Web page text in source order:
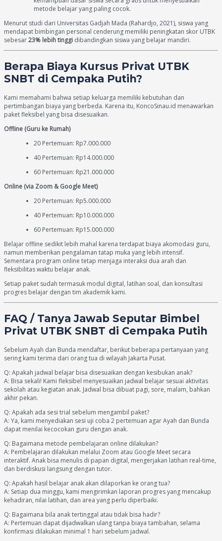
metode belajar yang paling cocok.
Menurut studi dari Universitas Gadjah Mada (Rahardjo, 2021), siswa yang
mendapat bimbingan personal cenderung memiliki peningkatan skor UTBK
sebesar23% lebih tinggi dibandingkan siswa yang belajar mandiri.
Berapa Biaya Kursus Privat UTBK
SNBT di Cempaka Putih?
Kami memahami bahwa setiap keluarga memiliki kebutuhan dan
pertimbangan biaya yang berbeda. Karena itu, KoncoSinau.id menawarkan
paket fleksibel yang bisa disesuaikan.
Offline (Guru ke Rumah)
20 Pertemuan: Rp7.000.000
40 Pertemuan: Rp14.000.000
60 Pertemuan: Rp21.000.000
Online (via Zoom & Google Meet)
20 Pertemuan: Rp5.000.000
40 Pertemuan: Rp10.000.000
60 Pertemuan: Rp15.000.000
Belajar offline sedikit lebih mahal karena terdapat biaya akomodasi guru,
namun memberikan pengalaman tatap muka yang lebih intensif.
Sementara program online tetap menjaga interaksi dua arah dan
fleksibilitas waktu belajar anak.
Setiap paket sudah termasuk modul digital, latihan soal, dan konsultasi
progres belajar dengan tim akademik kami.
FAQ / Tanya Jawab Seputar Bimbel
Privat UTBK SNBT di Cempaka Putih
Sebelum Ayah dan Bunda mendaftar, berikut beberapa pertanyaan yang
sering kami terima dari orang tua di wilayah Jakarta Pusat.
Q: Apakah jadwal belajar bisa disesuaikan dengan kesibukan anak?
A: Bisa sekali! Kami fleksibel menyesuaikan jadwal belajar sesuai aktivitas
sekolah atau kegiatan anak. Jadwal bisa dibuat pagi, sore, malam, bahkan
akhir pekan.
Q: Apakah ada sesi trial sebelum mengambil paket?
A: Ya, kami menyediakan sesi uji coba 2 pertemuan agar Ayah dan Bunda
dapat menilai kecocokan guru dengan anak.
Q: Bagaimana metode pembelajaran online dilakukan?
A: Pembelajaran dilakukan melalui Zoom atau Google Meet secara
interaktif. Anak bisa menulis di papan digital, mengerjakan latihan real-time,
dan berdiskusi langsung dengan tutor.
Q: Apakah hasil belajar anak akan dilaporkan ke orang tua?
A: Setiap dua minggu, kami mengirimkan laporan progres yang mencakup
kehadiran, nilai latihan, dan area yang perlu diperbaiki.
Q: Bagaimana bila anak tertinggal atau tidak bisa hadir?
A: Pertemuan dapat dijadwalkan ulang tanpa biaya tambahan, selama
konfirmasi dilakukan minimal 1 hari sebelum jadwal.